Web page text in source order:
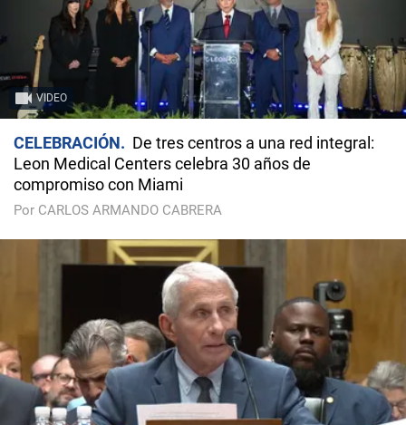
VIDEO
CELEBRACIÓN
De tres centros a una red integral:
Leon Medical Centers celebra 30 años de
compromiso con Miami
Por CARLOS ARMANDO CABRERA